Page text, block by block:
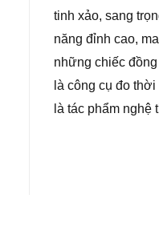
tinh xảo, sang
năng đỉnh cao,
những chiếc
là công cụ đo
là tác phẩm nghệ